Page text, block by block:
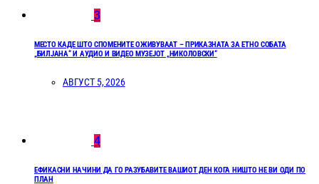
3
МЕСТО КАДЕ ШТО СПОМЕНИТЕ ОЖИВУВААТ – ПРИКАЗНАТА ЗА ЕТНО СОБАТА
„БИЛЈАНА“ И АУДИО И ВИДЕО МУЗЕЈОТ „НИКОЛОВСКИ“
АВГУСТ 5, 2026
4
ЕФИКАСНИ НАЧИНИ ДА ГО РАЗУБАВИТЕ ВАШИОТ ДЕН КОГА НИШТО НЕ ВИ ОДИ ПО
ПЛАН